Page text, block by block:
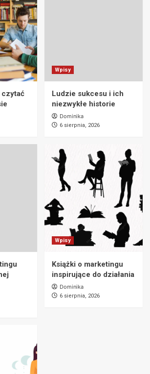
czytać
Wpisy
Ludzie sukcesu i ich
niezwykłe historie
Dominika
6 sierpnia, 2026
Wpisy
Książki o marketingu
inspirujące do działania
Dominika
6 sierpnia, 2026